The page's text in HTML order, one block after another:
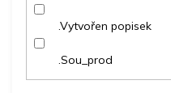
.Vytvořen popisek
.Sou_prod